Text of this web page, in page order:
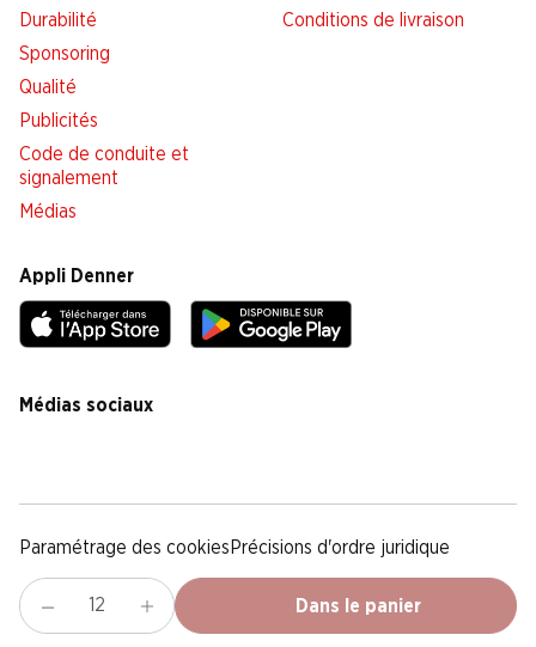
Dans le panier
Durabilité
Sponsoring
Qualité
Publicités
Code de conduite et
signalement
Médias
Conditions de livraison
Appli Denner
Médias sociaux
Paramétrage des cookies Précisions d'ordre juridique
Déclaration de protection des donnéesNotice légaleCG